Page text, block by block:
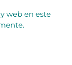
web en este